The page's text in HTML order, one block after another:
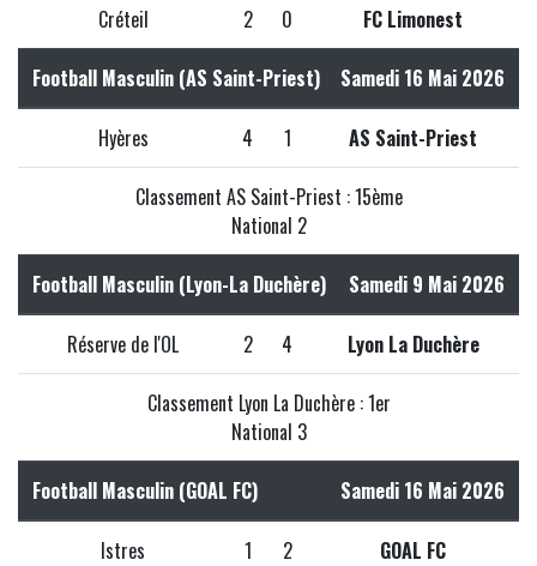
Créteil 2 0 FC Limonest
Football Masculin (AS Saint-Priest) Samedi 16 Mai 2026
Hyères 4 1 AS Saint-Priest
Classement AS Saint-Priest : 15ème
National 2
Football Masculin (Lyon-La Duchère) Samedi 9 Mai 2026
Réserve de l'OL 2 4 Lyon La Duchère
Classement Lyon La Duchère : 1er
National 3
Football Masculin (GOAL FC) Samedi 16 Mai 2026
Istres 1 2 GOAL FC